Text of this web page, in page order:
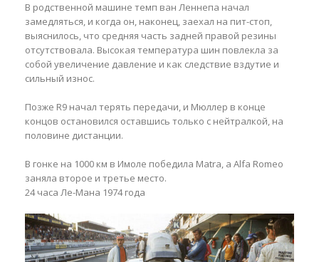
В родственной машине темп ван Леннепа начал
замедляться, и когда он, наконец, заехал на пит-стоп,
выяснилось, что средняя часть задней правой резины
отсутствовала. Высокая температура шин повлекла за
собой увеличение давление и как следствие вздутие и
сильный износ.
Позже R9 начал терять передачи, и Мюллер в конце
концов остановился оставшись только с нейтралкой, на
половине дистанции.
В гонке на 1000 км в Имоле победила Matra, а Alfa Romeo
заняла второе и третье место.
24 часа Ле-Мана 1974 года